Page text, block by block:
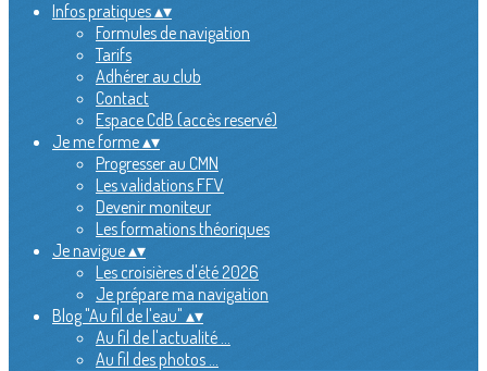
Infos pratiques▴▾
Formules de navigation
Tarifs
Adhérer au club
Contact
Espace CdB (accès reservé)
Je me forme▴▾
Progresser au CMN
Les validations FFV
Devenir moniteur
Les formations théoriques
Je navigue▴▾
Les croisières d'été 2026
Je prépare ma navigation
Blog "Au fil de l'eau" ▴▾
Au fil de l'actualité ...
Au fil des photos ...